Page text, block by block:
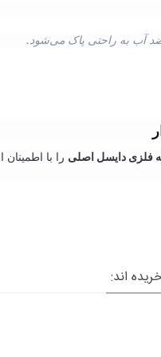
ضد آب به راحتی پاک می‌شود.
را با
اند: